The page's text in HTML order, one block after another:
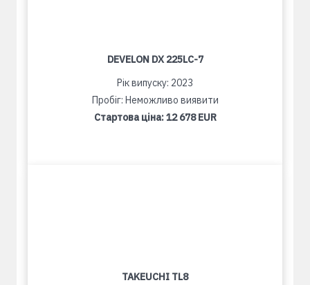
DEVELON DX 225LC-7
Рік випуску: 2023
Пробіг: Неможливо виявити
Стартова ціна:12 678 EUR
TAKEUCHI TL8